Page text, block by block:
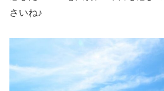
さいね♪